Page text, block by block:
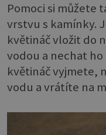
Pomoci si můžete
vrstvu s kamínky.
květináč vložit do
vodou a nechat
květináč vyjmete,
vodu a vrátíte na